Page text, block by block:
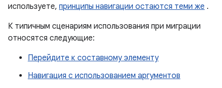
используете, принципы навигации остаются теми же .
К типичным сценариям использования при миграции
относятся следующие:
Перейдите к составному элементу
Навигация с использованием аргументов